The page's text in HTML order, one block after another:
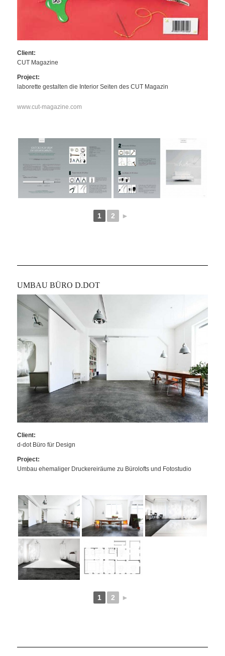
Client:
CUT Magazine
Project:
laborette gestalten die Interior Seiten des CUT Magazin
www.cut-magazine.com
1 2 ►
UMBAU BÜRO D.DOT
Client:
d-dot Büro für Design
Project:
Umbau ehemaliger Druckereiräume zu Bürolofts und Fotostudio
1 2 ►